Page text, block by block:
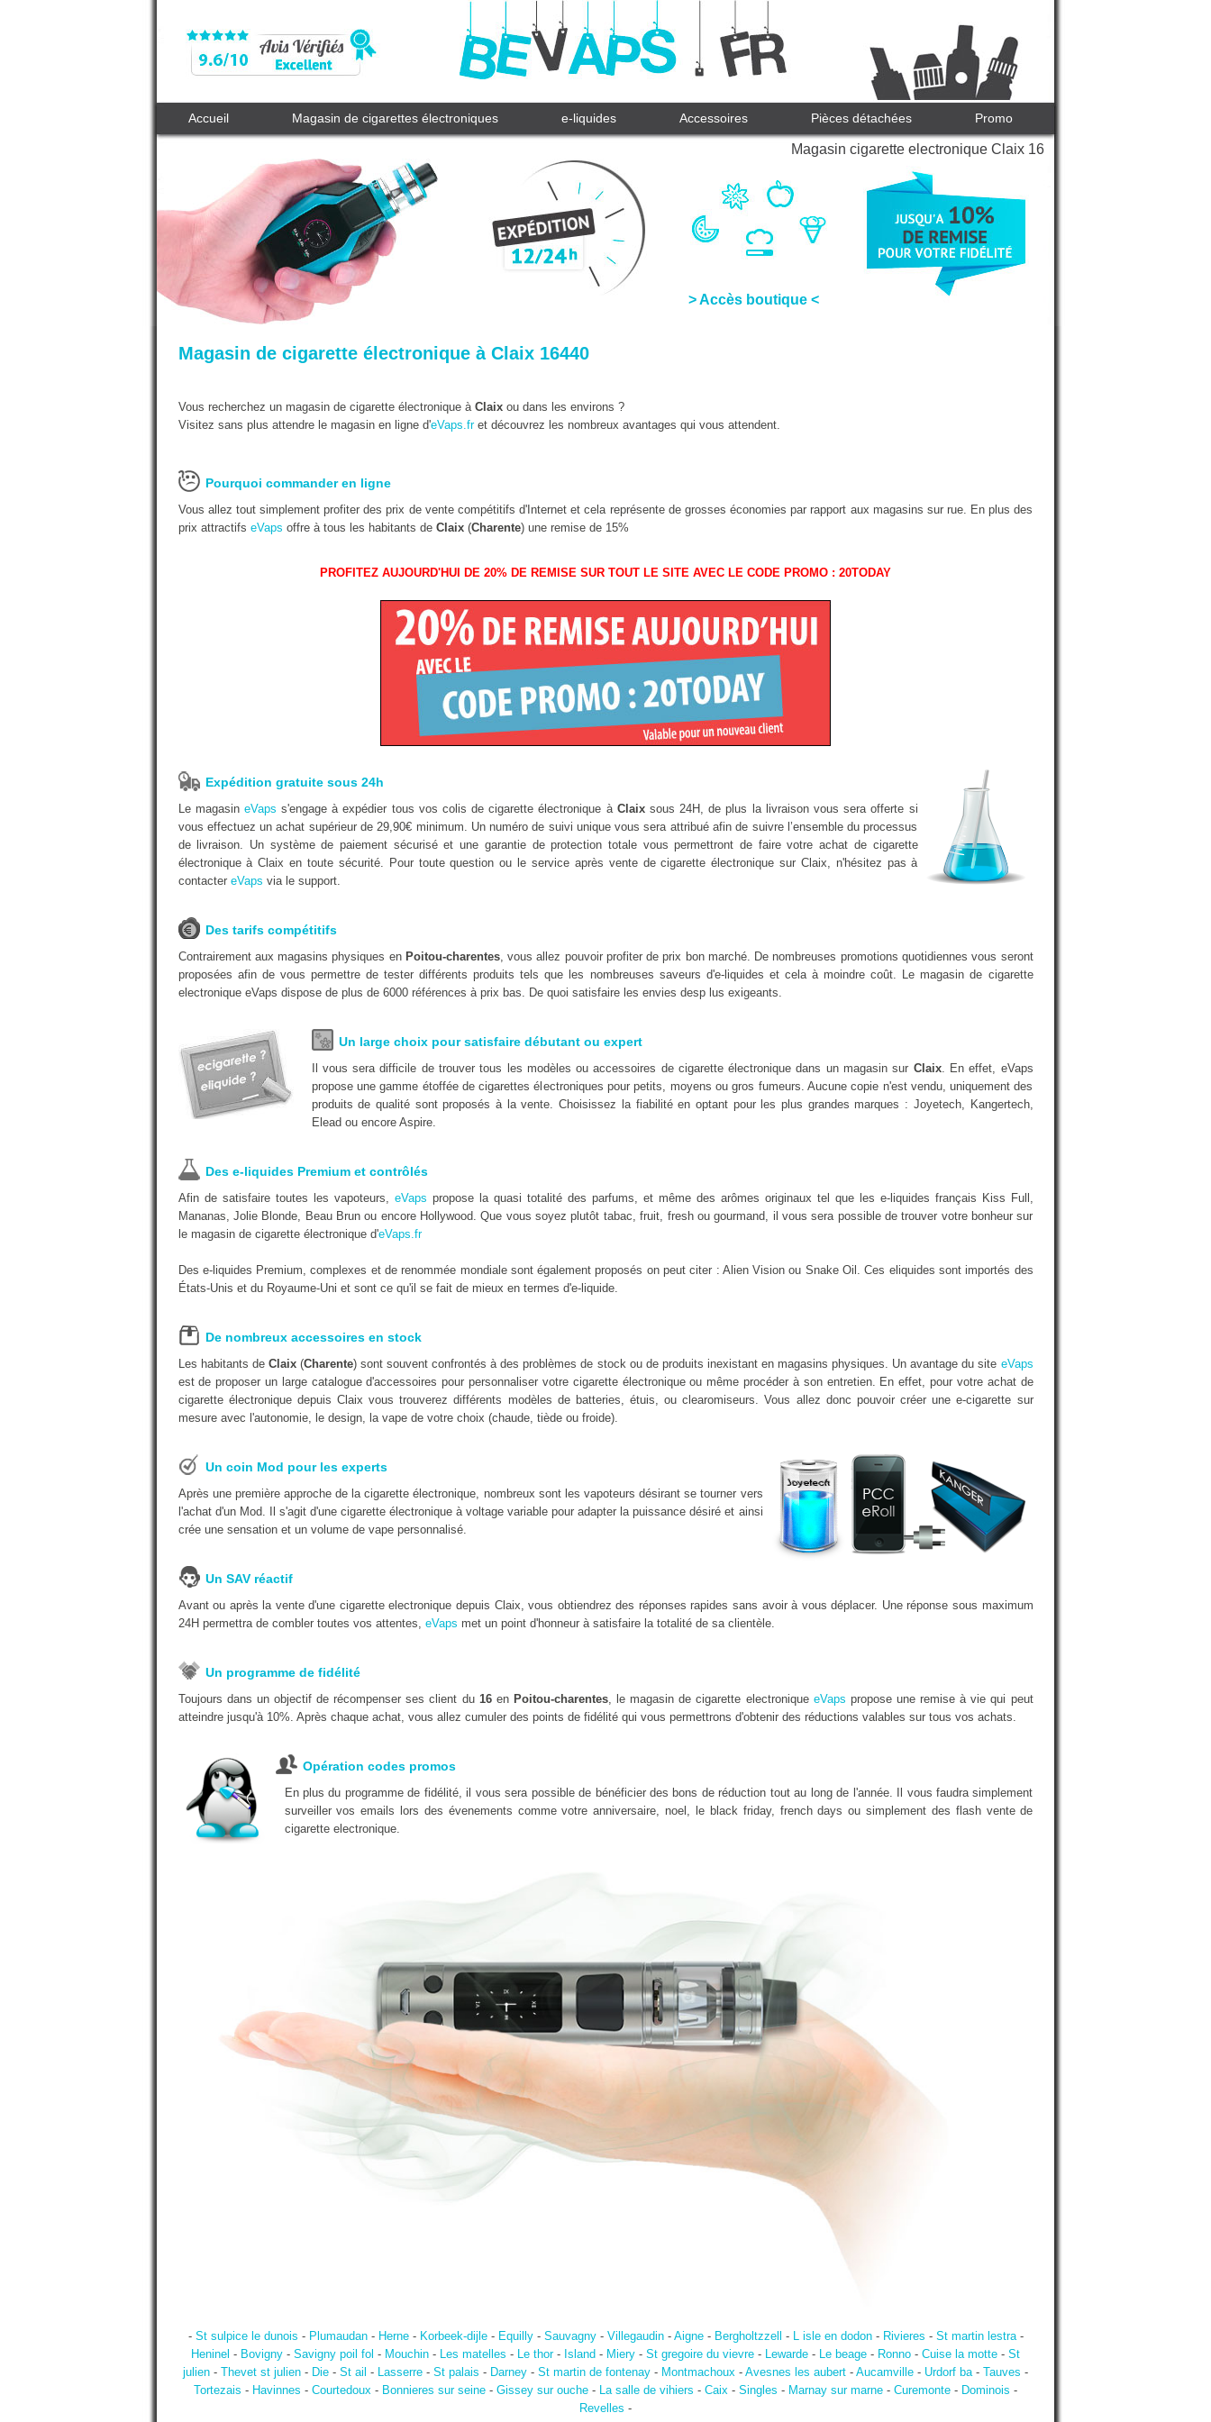
Magasin cigarette electronique Claix 16
Accueil Magasin de cigarettes électroniques e-liquides Accessoires Pièces détachées Promo
> Accès boutique <
Magasin de cigarette électronique à Claix 16440
Vous recherchez un magasin de cigarette électronique à Claixou dans les environs ?
Visitez sans plus attendre le magasin en ligne d'eVaps.fret découvrez les nombreux avantages qui vous attendent.
Pourquoi commander en ligne
Vous allez tout simplement profiter des prix de vente compétitifs d'Internet et cela représente de grosses économies par rapport aux magasins sur rue. En plus des
prix attractifs eVaps offre à tous les habitants de Claix(Charente) une remise de 15%
PROFITEZ AUJOURD'HUI DE 20% DE REMISE SUR TOUT LE SITE AVEC LE CODE PROMO : 20TODAY
Expédition gratuite sous 24h
Le magasin eVaps s'engage à expédier tous vos colis de cigarette électronique à Claixsous 24H, de plus la livraison vous sera offerte si
vous effectuez un achat supérieur de 29,90€ minimum. Un numéro de suivi unique vous sera attribué afin de suivre l’ensemble du processus
de livraison. Un système de paiement sécurisé et une garantie de protection totale vous permettront de faire votre achat de cigarette
électronique à Claix en toute sécurité. Pour toute question ou le service après vente de cigarette électronique sur Claix, n'hésitez pas à
contacter eVaps via le support.
Des tarifs compétitifs
Contrairement aux magasins physiques en Poitou-charentes, vous allez pouvoir profiter de prix bon marché. De nombreuses promotions quotidiennes vous seront
proposées afin de vous permettre de tester différents produits tels que les nombreuses saveurs d'e-liquides et cela à moindre coût. Le magasin de cigarette
electronique eVaps dispose de plus de 6000 références à prix bas. De quoi satisfaire les envies desp lus exigeants.
Un large choix pour satisfaire débutant ou expert
Il vous sera difficile de trouver tous les modèles ou accessoires de cigarette électronique dans un magasin sur Claix. En effet, eVaps
propose une gamme étoffée de cigarettes électroniques pour petits, moyens ou gros fumeurs. Aucune copie n'est vendu, uniquement des
produits de qualité sont proposés à la vente. Choisissez la fiabilité en optant pour les plus grandes marques : Joyetech, Kangertech,
Elead ou encore Aspire.
Des e-liquides Premium et contrôlés
Afin de satisfaire toutes les vapoteurs, eVaps propose la quasi totalité des parfums, et même des arômes originaux tel que les e-liquides français Kiss Full,
Mananas, Jolie Blonde, Beau Brun ou encore Hollywood. Que vous soyez plutôt tabac, fruit, fresh ou gourmand, il vous sera possible de trouver votre bonheur sur
le magasin de cigarette électronique d'eVaps.fr
Des e-liquides Premium, complexes et de renommée mondiale sont également proposés on peut citer : Alien Vision ou Snake Oil. Ces eliquides sont importés des
États-Unis et du Royaume-Uni et sont ce qu'il se fait de mieux en termes d'e-liquide.
De nombreux accessoires en stock
Les habitants de Claix(Charente) sont souvent confrontés à des problèmes de stock ou de produits inexistant en magasins physiques. Un avantage du site eVaps
est de proposer un large catalogue d'accessoires pour personnaliser votre cigarette électronique ou même procéder à son entretien. En effet, pour votre achat de
cigarette électronique depuis Claix vous trouverez différents modèles de batteries, étuis, ou clearomiseurs. Vous allez donc pouvoir créer une e-cigarette sur
mesure avec l'autonomie, le design, la vape de votre choix (chaude, tiède ou froide).
Un coin Mod pour les experts
Après une première approche de la cigarette électronique, nombreux sont les vapoteurs désirant se tourner vers
l'achat d'un Mod. Il s'agit d'une cigarette électronique à voltage variable pour adapter la puissance désiré et ainsi
crée une sensation et un volume de vape personnalisé.
Un SAV réactif
Avant ou après la vente d'une cigarette electronique depuis Claix, vous obtiendrez des réponses rapides sans avoir à vous déplacer. Une réponse sous maximum
24H permettra de combler toutes vos attentes, eVaps met un point d'honneur à satisfaire la totalité de sa clientèle.
Un programme de fidélité
Toujours dans un objectif de récompenser ses client du 16en Poitou-charentes, le magasin de cigarette electronique eVaps propose une remise à vie qui peut
atteindre jusqu'à 10%. Après chaque achat, vous allez cumuler des points de fidélité qui vous permettrons d'obtenir des réductions valables sur tous vos achats.
Opération codes promos
En plus du programme de fidélité, il vous sera possible de bénéficier des bons de réduction tout au long de l'année. Il vous faudra simplement
surveiller vos emails lors des évenements comme votre anniversaire, noel, le black friday, french days ou simplement des flash vente de
cigarette electronique.
- St sulpice le dunois - Plumaudan- Herne- Korbeek-dijle- Equilly- Sauvagny- Villegaudin- Aigne- Bergholtzzell - L isle en dodon- Rivieres - St martin lestra-
Heninel - Bovigny - Savigny poil fol - Mouchin - Les matelles - Le thor- Island - Miery - St gregoire du vievre - Lewarde - Le beage - Ronno - Cuise la motte - St
julien - Thevet st julien - Die - St ail - Lasserre - St palais - Darney - St martin de fontenay - Montmachoux - Avesnes les aubert - Aucamville - Urdorf ba- Tauves -
Tortezais - Havinnes - Courtedoux - Bonnieres sur seine - Gissey sur ouche - La salle de vihiers - Caix - Singles - Marnay sur marne - Curemonte - Dominois -
Revelles -